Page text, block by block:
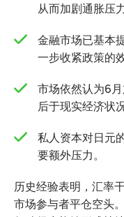
从而加剧通胀压
金融市场已基本
一步收紧政策的
市场依然认为6
后于现实经济状
私人资本对日元
要额外压力。
历史经验表明，汇率
市场参与者平仓空头